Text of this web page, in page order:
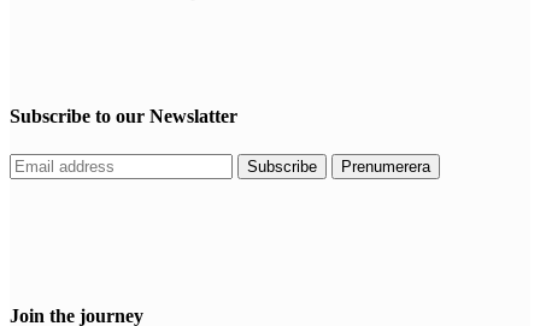
Subscribe to our Newslatter
Join the journey